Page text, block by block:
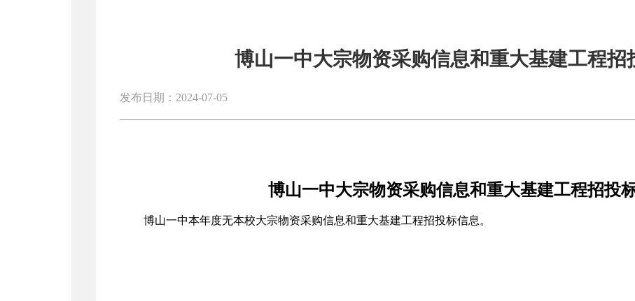
博山一中大宗物资采购信息和重大基建工程招
发布日期：2024-07-05
博山一中大宗物资采购信息和重大基建工程招投
博山一中本年度无本校大宗物资采购信息和重大基建工程招投标信息。